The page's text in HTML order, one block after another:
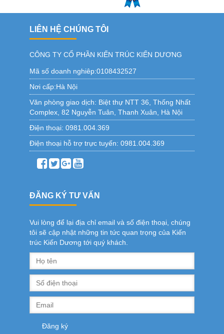
LIÊN HỆ CHÚNG TÔI
CÔNG TY CỔ PHẦN KIẾN TRÚC KIẾN DƯƠNG
Mã số doanh nghiêp:0108432527
Nơi cấp:Hà Nội
Văn phòng giao dịch: Biệt thự NTT 36, Thống Nhất
Complex, 82 Nguyễn Tuân, Thanh Xuân, Hà Nội
Điện thoại: 0981.004.369
Điện thoại hỗ trợ trực tuyến: 0981.004.369
ĐĂNG KÝ TƯ VẤN
Vui lòng để lại địa chỉ email và số điện thoại, chúng
tôi sẽ cập nhật những tin tức quan trọng của Kiến
trúc Kiến Dương tới quý khách.